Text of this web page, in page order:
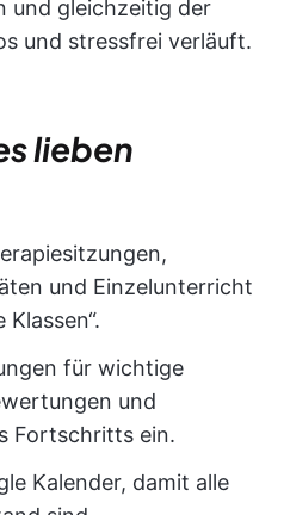
und gleichzeitig der
und stressfrei verläuft.
lieben
und Einzelunterricht
für wichtige
und
Fortschritts ein.
Kalender, damit alle